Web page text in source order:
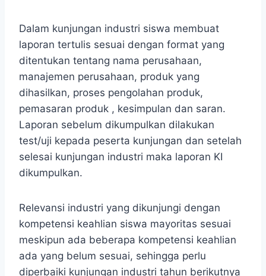
Dalam kunjungan industri siswa membuat
laporan tertulis sesuai dengan format yang
ditentukan tentang nama perusahaan,
manajemen perusahaan, produk yang
dihasilkan, proses pengolahan produk,
pemasaran produk , kesimpulan dan saran.
Laporan sebelum dikumpulkan dilakukan
test/uji kepada peserta kunjungan dan setelah
selesai kunjungan industri maka laporan KI
dikumpulkan.
Relevansi industri yang dikunjungi dengan
kompetensi keahlian siswa mayoritas sesuai
meskipun ada beberapa kompetensi keahlian
ada yang belum sesuai, sehingga perlu
diperbaiki kunjungan industri tahun berikutnya